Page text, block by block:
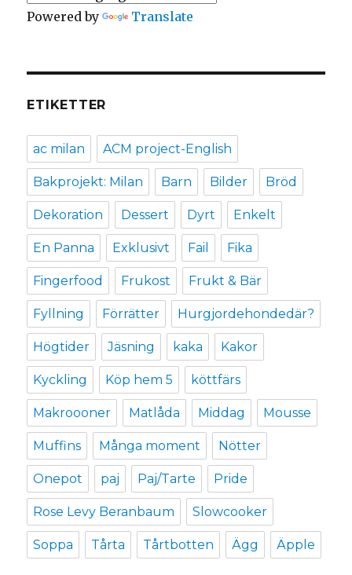
Powered by Translate
ETIKETTER
ac milan ACM project-English
Bakprojekt: Milan Barn Bilder Bröd
Dekoration Dessert Dyrt Enkelt
En Panna Exklusivt Fail Fika
Fingerfood Frukost Frukt & Bär
Fyllning Förrätter Hurgjordehondedär?
Högtider Jäsning kaka Kakor
Kyckling Köp hem 5 köttfärs
Makroooner Matlåda Middag Mousse
Muffins Många moment Nötter
Onepot paj Paj/Tarte Pride
Rose Levy Beranbaum Slowcooker
Soppa Tårta Tårtbotten Ägg Äpple